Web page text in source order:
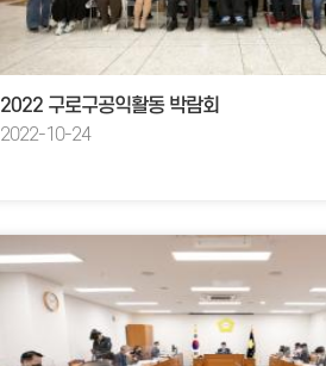
2022 구로구공익활동 박람회
2022-10-24